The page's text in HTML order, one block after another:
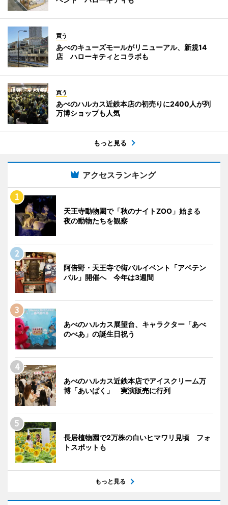
買う
あべのキューズモールがリニューアル、新規14
店 ハローキティとコラボも
買う
あべのハルカス近鉄本店の初売りに2400人が列
万博ショップも人気
もっと見る
アクセスランキング
天王寺動物園で「秋のナイトZOO」始まる
夜の動物たちを観察
阿倍野・天王寺で街バルイベント「アベテン
バル」開催へ 今年は3週間
あべのハルカス展望台、キャラクター「あべ
のべあ」の誕生日祝う
あべのハルカス近鉄本店でアイスクリーム万
博「あいぱく」 実演販売に行列
長居植物園で2万株の白いヒマワリ見頃 フォ
トスポットも
もっと見る